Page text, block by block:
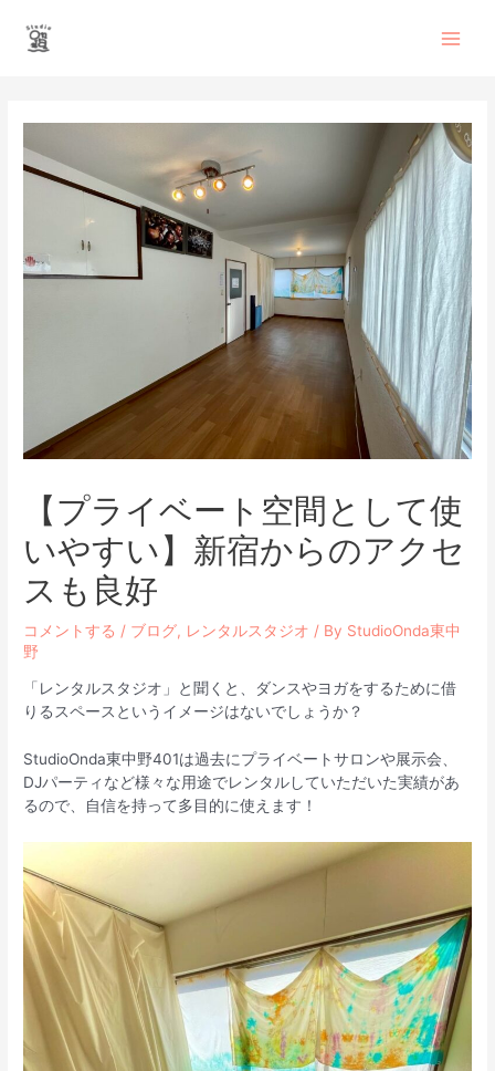
【プライベート空間として使
いやすい】新宿からのアクセ
スも良好
コメントする / ブログ, レンタルスタジオ / By StudioOnda東中
野
「レンタルスタジオ」と聞くと、ダンスやヨガをするために借
りるスペースというイメージはないでしょうか？
StudioOnda東中野401は過去にプライベートサロンや展示会、
DJパーティなど様々な用途でレンタルしていただいた実績があ
るので、自信を持って多目的に使えます！
ゲ
ン